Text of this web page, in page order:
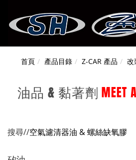
首頁 產品目錄 Z-CAR 產品 改
油品 & 黏著劑
搜尋//空氣濾清器油 &螺絲缺氧膠